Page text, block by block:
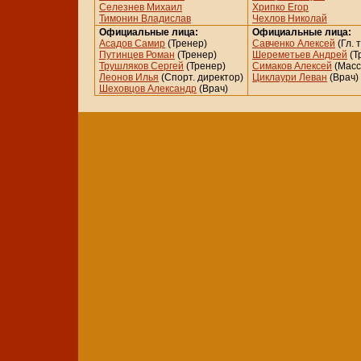
Селезнев Михаил
Тимонин Владислав
Хрипко Егор
Чехлов Николай
Официальные лица:
Асадов Самир (Тренер)
Путинцев Роман (Тренер)
Трушляков Сергей (Тренер)
Леонов Илья (Спорт. директор)
Шеховцов Александр (Врач)
Официальные лица:
Савченко Алексей (Гл.
Шереметьев Андрей
Симаков Алексей
Циклаури Леван (Врач)